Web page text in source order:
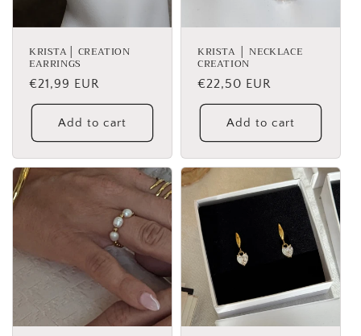
KRISTA│ CREATION
EARRINGS
Regular
price
€21,99 EUR
Add to cart
KRISTA │ NECKLACE
CREATION
Regular
price
€22,50 EUR
Add to cart